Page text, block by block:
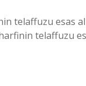
esas
telaffuzu